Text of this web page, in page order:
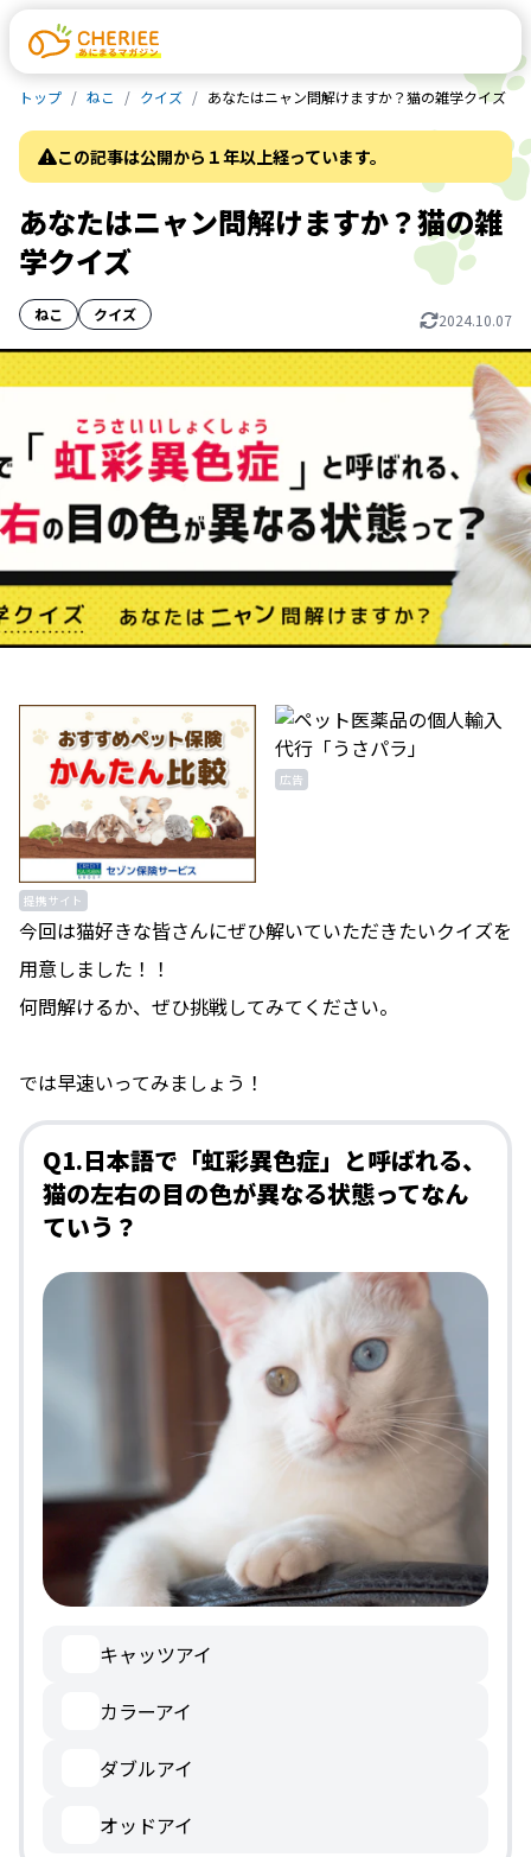
トップ ねこ クイズ あなたはニャン問解けますか？猫の雑学クイズ
この記事は公開から１年以上経っています。
あなたはニャン問解けますか？猫の雑
学クイズ
ねこ クイズ 2024.10.07
提携サイト
広告
今回は猫好きな皆さんにぜひ解いていただきたいクイズを
用意しました！！
何問解けるか、ぜひ挑戦してみてください。
では早速いってみましょう！
Q1.日本語で「虹彩異色症」と呼ばれる、
猫の左右の目の色が異なる状態ってなん
ていう？
キャッツアイ
カラーアイ
ダブルアイ
オッドアイ